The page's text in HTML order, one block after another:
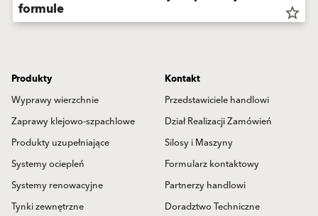
formule star_border
Produkty
Wyprawy wierzchnie
Zaprawy klejowo-szpachlowe
Produkty uzupełniające
Systemy ociepleń
Systemy renowacyjne
Tynki zewnętrzne
Kontakt
Przedstawiciele handlowi
Dział Realizacji Zamówień
Silosy i Maszyny
Formularz kontaktowy
Partnerzy handlowi
Doradztwo Techniczne